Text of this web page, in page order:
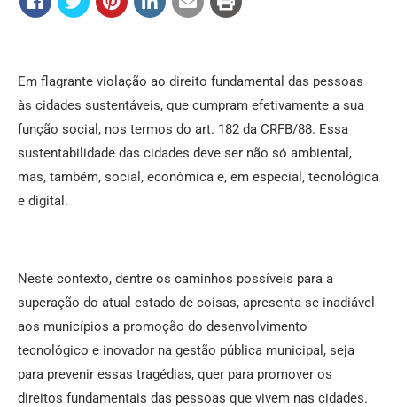
Em flagrante violação ao direito fundamental das pessoas
às cidades sustentáveis, que cumpram efetivamente a sua
função social, nos termos do art. 182 da CRFB/88. Essa
sustentabilidade das cidades deve ser não só ambiental,
mas, também, social, econômica e, em especial, tecnológica
e digital.
Neste contexto, dentre os caminhos possíveis para a
superação do atual estado de coisas, apresenta-se inadiável
aos municípios a promoção do desenvolvimento
tecnológico e inovador na gestão pública municipal, seja
para prevenir essas tragédias, quer para promover os
direitos fundamentais das pessoas que vivem nas cidades.